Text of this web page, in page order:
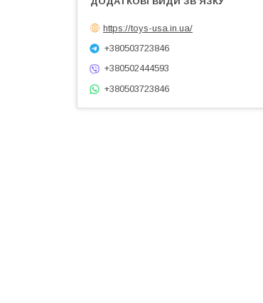
https://toys-usa.in.ua/
+380503723846
+380502444593
+380503723846